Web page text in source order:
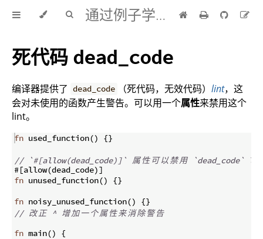
通过例子学 Rust 中文版
死代码 dead_code
编译器提供了 dead_code （死代码，无效代码）lint，这
会对未使用的函数产生警告。可以用一个属性来禁用这个
lint。
fn used_function() {}
// `#[allow(dead_code)]` 属 性 可 以禁用 `dead_code`
#[allow(dead_code)]
fn unused_function() {}
fn noisy_unused_function() {}
// 改正 ^ 增加 一 个属 性来消除 警 告
fn main()
{